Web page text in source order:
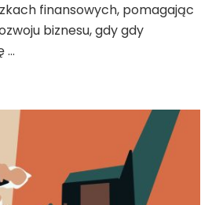
finansowych, pomagając
biznesu, gdy gdy
…